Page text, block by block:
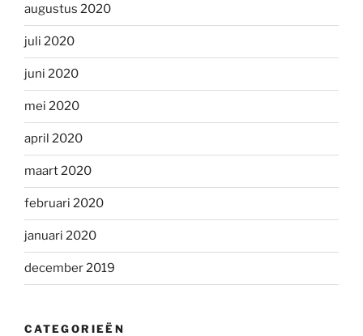
augustus 2020
juli 2020
juni 2020
mei 2020
april 2020
maart 2020
februari 2020
januari 2020
december 2019
CATEGORIEËN